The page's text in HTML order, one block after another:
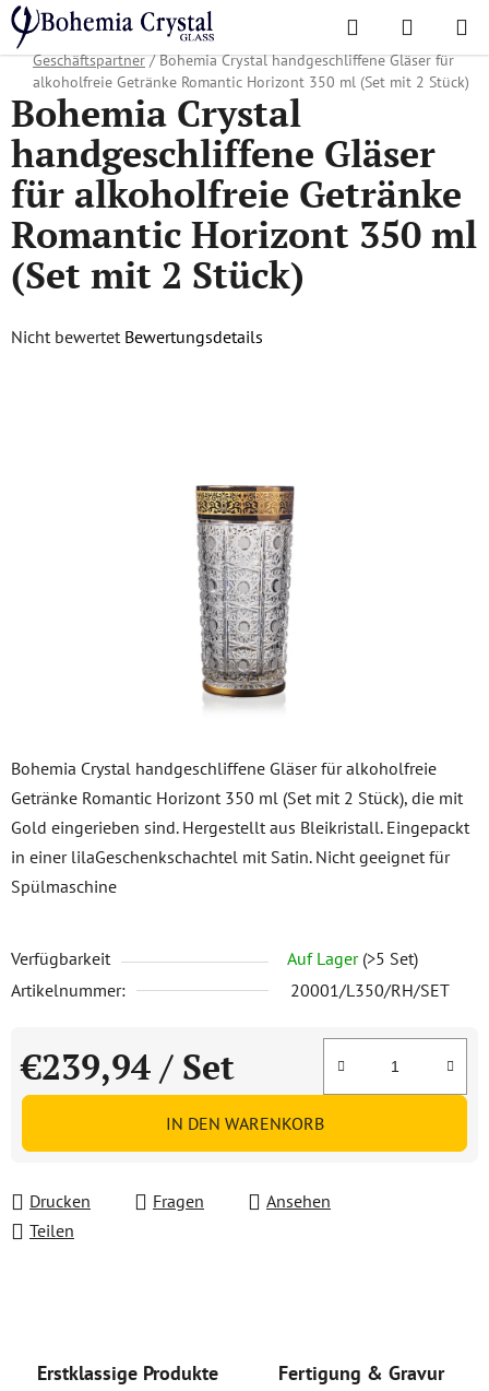
Zum
Inhalt
springen
Suchen
Startseite
/ Lieblingskollektionen / /
Geschenke für
Geschäftspartner / Bohemia Crystal handgeschliffene Gläser für
alkoholfreie Getränke Romantic Horizont 350 ml (Set mit 2 Stück)
Bohemia Crystal handgeschliffene Gläser für alkoholfreie
Getränke Romantic Horizont 350 ml (Set mit 2 Stück), die mit
Gold eingerieben sind. Hergestellt aus Bleikristall. Eingepackt
in einer lilaGeschenkschachtel mit Satin. Nicht geeignet für
Spülmaschine
Verfügbarkeit Auf Lager (>5 Set)
Artikelnummer:
20001/L350/RH/SET
€239,94 / Set
Verkaufspreis:
IN DEN WARENKORB
Drucken Fragen
Ansehen
Teilen
Bohemia Crystal
handgeschliffene Gläser
für alkoholfreie Getränke
Romantic Horizont 350 ml
(Set mit 2 Stück)
Die
Nicht bewertet Bewertungsdetails
Erstklassige Produkte Fertigung & Gravur